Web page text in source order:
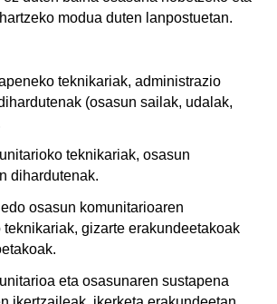
modua duten lanpostuetan.
teknikariak, administrazio
(osasun sailak, udalak,
teknikariak, osasun
dihardutenak.
osasun komunitarioaren
teknikariak, gizarte erakundeetakoak
eta osasunaren sustapena